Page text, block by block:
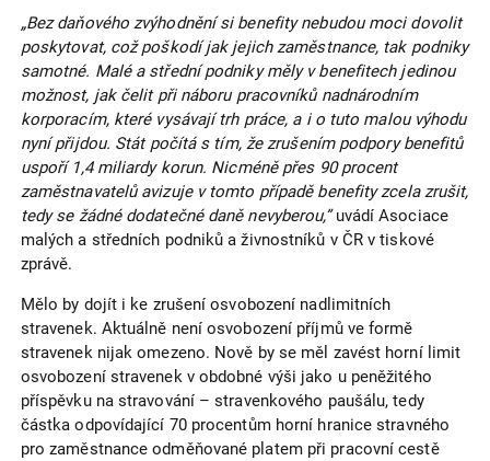
„Bez daňového zvýhodnění si benefity nebudou moci dovolit
poskytovat, což poškodí jak jejich zaměstnance, tak podniky
samotné. Malé a střední podniky měly v benefitech jedinou
možnost, jak čelit při náboru pracovníků nadnárodním
korporacím, které vysávají trh práce, a i o tuto malou výhodu
nyní přijdou. Stát počítá s tím, že zrušením podpory benefitů
uspoří 1,4 miliardy korun. Nicméně přes 90 procent
zaměstnavatelů avizuje v tomto případě benefity zcela zrušit,
tedy se žádné dodatečné daně nevyberou,”uvádí Asociace
malých a středních podniků a živnostníků v ČR v tiskové
zprávě.
Mělo by dojít i ke zrušení osvobození nadlimitních
stravenek. Aktuálně není osvobození příjmů ve formě
stravenek nijak omezeno. Nově by se měl zavést horní limit
osvobození stravenek v obdobné výši jako u peněžitého
příspěvku na stravování – stravenkového paušálu, tedy
částka odpovídající 70 procentům horní hranice stravného
pro zaměstnance odměňované platem při pracovní cestě